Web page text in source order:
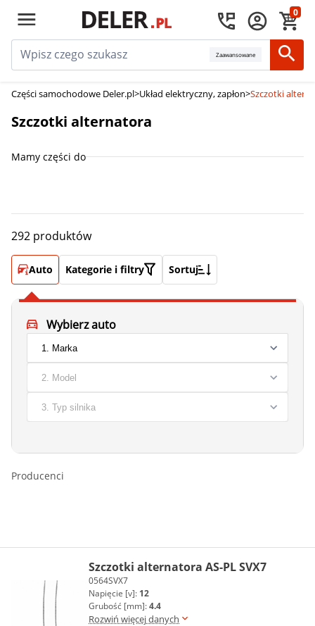
0
Zaawansowane
Części samochodowe Deler.pl>Układ elektryczny, zapłon>Szczotki
Szczotki alternatora
Mamy części do
292 produktów
Auto Kategorie i filtry Sortuj
Wybierz auto
Producenci
Szczotki alternatora AS-PL SVX7
0564SVX7
Napięcie [v]: 12
Grubość [mm]:4.4
Rozwiń więcej danych